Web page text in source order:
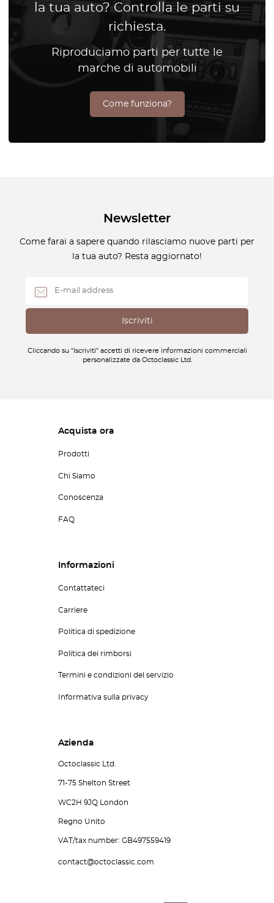
la tua auto? Controlla le parti su
richiesta.
Riproduciamo parti per tutte le
marche di automobili
Come funziona?
Newsletter
Come farai a sapere quando rilasciamo nuove parti per
la tua auto? Resta aggiornato!
Cliccando su "Iscriviti" accetti di ricevere informazioni commerciali
personalizzate da Octoclassic Ltd.
Acquista ora
Prodotti
Chi Siamo
Conoscenza
FAQ
Informazioni
Contattateci
Carriere
Politica di spedizione
Politica dei rimborsi
Termini e condizioni del servizio
Informativa sulla privacy
Azienda
Octoclassic Ltd.
71-75 Shelton Street
WC2H 9JQ London
Regno Unito
VAT/tax number: GB497559419
contact@octoclassic.com